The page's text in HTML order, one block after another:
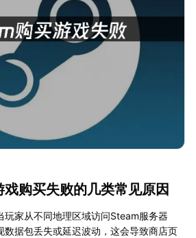
购买失败的几类常见原因
玩家从不同地理区域访问Steam服务器
数据包丢失或延迟波动，这会导致商店页